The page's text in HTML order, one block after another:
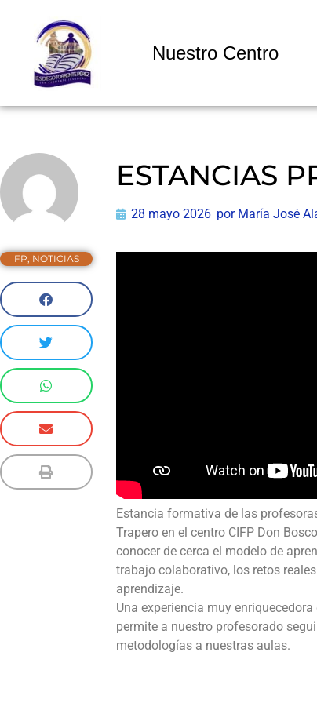
Nuestro Centro
FP, NOTICIAS
ESTANCIAS
28 mayo 2026 porMaría José
Estancia formativa de las
Trapero en el centro CIFP Don
conocer de cerca el modelo de
trabajo colaborativo, los retos
aprendizaje.
Una experiencia muy
permite a nuestro profesorado
metodologías a nuestras aulas.